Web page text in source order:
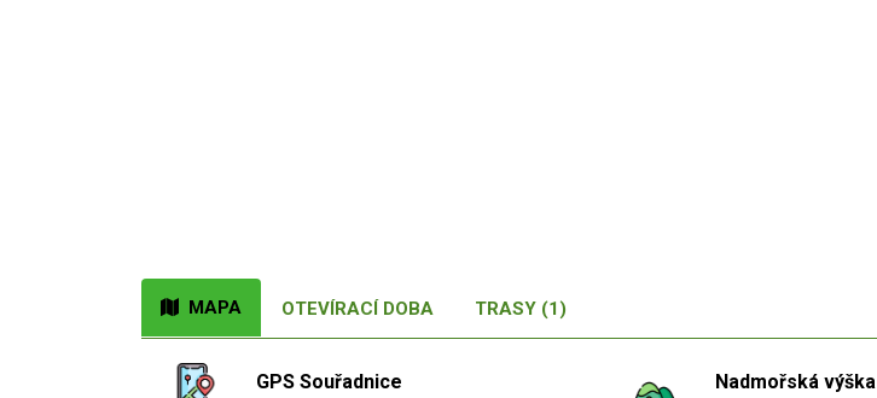
MAPA OTEVÍRACÍ DOBA TRASY (1)
GPS Souřadnice
Nadmořská výška